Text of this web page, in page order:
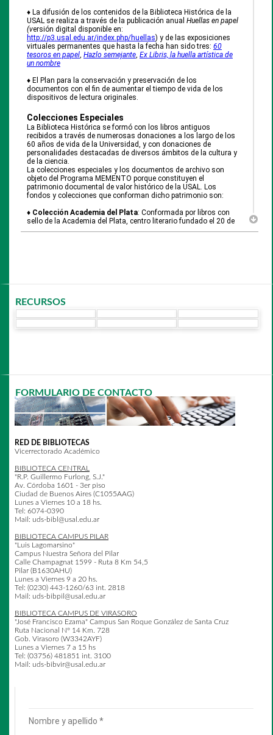
♦ La difusión de los contenidos de la Biblioteca Histórica de la
USAL se realiza a través de la publicación anual Huellas en papel
(versión digital disponible en:
http://p3.usal.edu.ar/index.php/huellas) y de las exposiciones
virtuales permanentes que hasta la fecha han sido tres: 60
tesoros en papel, Hazlo semejante, Ex Libris, la huella artística de
un nombre
♦ El Plan para la conservación y preservación de los
documentos con el fin de aumentar el tiempo de vida de los
dispositivos de lectura originales.
Colecciones Especiales
La Biblioteca Histórica se formó con los libros antiguos
recibidos a través de numerosas donaciones a los largo de los
60 años de vida de la Universidad, y con donaciones de
personalidades destacadas de diversos ámbitos de la cultura y
de la ciencia.
La colecciones especiales y los documentos de archivo son
objeto del Programa MEMENTO porque constituyen el
patrimonio documental de valor histórico de la USAL. Los
fondos y colecciones que conforman dicho patrimonio son:
♦ Colección Academia del Plata: Conformada por libros con
sello de la Academia del Plata, centro literario fundado el 20 de
abril de 1879. Colección cerrada. Cantidad: 270 libros.
Bergara Leumann legó a la USAL. Colección cerrada. Cantidad:
837 libros, 178 números de revistas.
personal de los Doctores Enrique y Ricardo Finochietto, donada
Guillermo Furlong, S.J. que se hallaban en la Biblioteca Central, y
Cantidad: 295 libros, 53 números de revistas.
♦ Colección Hoffmann
: Conformada por la biblioteca personal
del Prof. Werner Hoffmann, donada por su hijo Dr. Juan Miguel
Hoffmann. Colección cerrada. Cantidad: 1967 libros.
♦ Colección Paz: Biblioteca del Dr. Jesús H. Paz, donada por su
familia. Colección cerrada. Cantidad: 2465 libros, 788 números
♦ Colección Quiles : Libros del Padre Ismael Quiles, S.J. que se
hallaban en la Biblioteca Central. Colección cerrada. Cantidad:
3162 libros, 827 números de revistas
♦ Colección Suetta
Prof. Juan Manuel Suetta, donada por su hija Mg. Liliana Suetta.
revistas.
♦ Colecciones Especiales: Formada por libros de los siglos XVI
al XIX, libros con formatos especiales, libros dedicados, etc.
Colección abierta. Cantidad: 1817 libros, 216 números de
revistas.
Cómo se conforman los Fondos y Colecciones de Archivo
La Biblioteca Histórica es depositaria de series documentales
con valor histórico como manuscritos, correspondencia, fotos,
dibujos, archivos de imagen y sonido, etc. de personalidades
destacadas en la Universidad o en el ámbito de la ciencia y la
cultura. Hasta el momento está conformado por:
♦ Colección “Papeles de Enrique y Ricardo Finochietto
Suetta”
♦ Fondo “ Archivo personal Eduardo Gustavo Bergara
RECURSOS
FORMULARIO DE CONTACTO
RED DE BIBLIOTECAS
Vicerrectorado Académico
BIBLIOTECA CENTRAL
"R.P. Guillermo Furlong, S.J."
Av. Córdoba 1601 - 3er piso
Ciudad de Buenos Aires (C1055AAG)
Lunes a Viernes 10 a 18 hs.
Tel: 6074-0390
Mail: uds-bibl@usal.edu.ar
BIBLIOTECA CAMPUS PILAR
"Luis Lagomarsino"
Campus Nuestra Señora del Pilar
Calle Champagnat 1599 - Ruta 8 Km 54,5
Pilar (B1630AHU)
Lunes a Viernes 9 a 20 hs.
Tel: (0230) 443-1260/63 int. 2818
Mail: uds-bibpil@usal.edu.ar
BIBLIOTECA CAMPUS DE VIRASORO
"José Francisco Ezama" Campus San Roque González de Santa Cruz
Ruta Nacional N° 14 Km. 728
Gob. Virasoro (W3342AYF)
Lunes a Viernes 7 a 15 hs
Tel: (03756) 481851 int. 3100
Mail: uds-bibvir@usal.edu.ar